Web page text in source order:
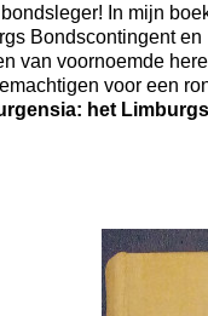
In mijn
Bondscontingent
van voornoemde
voor een
het